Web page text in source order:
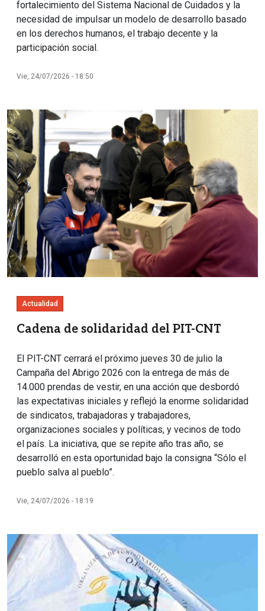
fortalecimiento del Sistema Nacional de Cuidados y la
necesidad de impulsar un modelo de desarrollo basado
en los derechos humanos, el trabajo decente y la
participación social.
Vie, 24/07/2026 - 18:50
Imagen
Actualidad
Cadena de solidaridad del PIT-CNT
El PIT-CNT cerrará el próximo jueves 30 de julio la
Campaña del Abrigo 2026 con la entrega de más de
14.000 prendas de vestir, en una acción que desbordó
las expectativas iniciales y reflejó la enorme solidaridad
de sindicatos, trabajadoras y trabajadores,
organizaciones sociales y políticas, y vecinos de todo
el país. La iniciativa, que se repite año tras año, se
desarrolló en esta oportunidad bajo la consigna “Sólo el
pueblo salva al pueblo”.
Vie, 24/07/2026 - 18:19
Imagen